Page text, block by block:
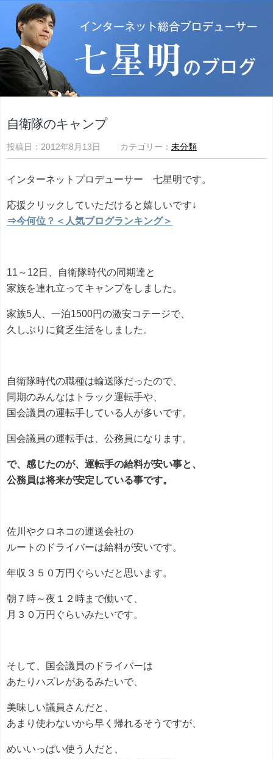
自衛隊のキャンプ
投稿日：2012年8月13日 カテゴリー： 未分類
インターネットプロデューサー 七星明です。
応援クリックしていただけると嬉しいです↓
⇒今何位？＜人気ブログランキング＞
11～12日、自衛隊時代の同期達と
家族を連れ立ってキャンプをしました。
家族5人、一泊1500円の激安コテージで、
久しぶりに貧乏生活をしました。
自衛隊時代の職種は輸送隊だったので、
同期のみんなはトラック運転手や、
国会議員の運転手している人が多いです。
国会議員の運転手は、公務員になります。
で、感じたのが、運転手の給料が安い事と、
公務員は将来が安定している事です。
佐川やクロネコの運送会社の
ルートのドライバーは給料が安いです。
年収３５０万円ぐらいだと思います。
朝７時～夜１２時まで働いて、
月３０万円ぐらいみたいです。
そして、国会議員のドライバーは
あたりハズレがあるみたいで、
美味しい議員さんだと、
あまり使わないから早く帰れるそうですが、
めいいっぱい使う人だと、